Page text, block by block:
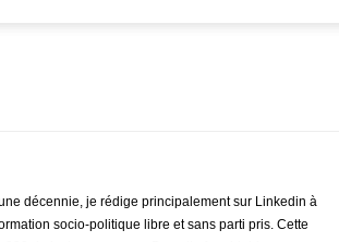
décennie, je rédige principalement sur Linkedin à
socio-politique libre et sans parti pris. Cette